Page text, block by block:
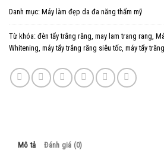
Danh mục: Máy làm đẹp da đa năng thẩm mỹ
Từ khóa: đèn tẩy trắng răng, may lam trang rang,
Whitening, máy tẩy trắng răng siêu tốc, máy tẩy
Mô tả Đánh giá (0)